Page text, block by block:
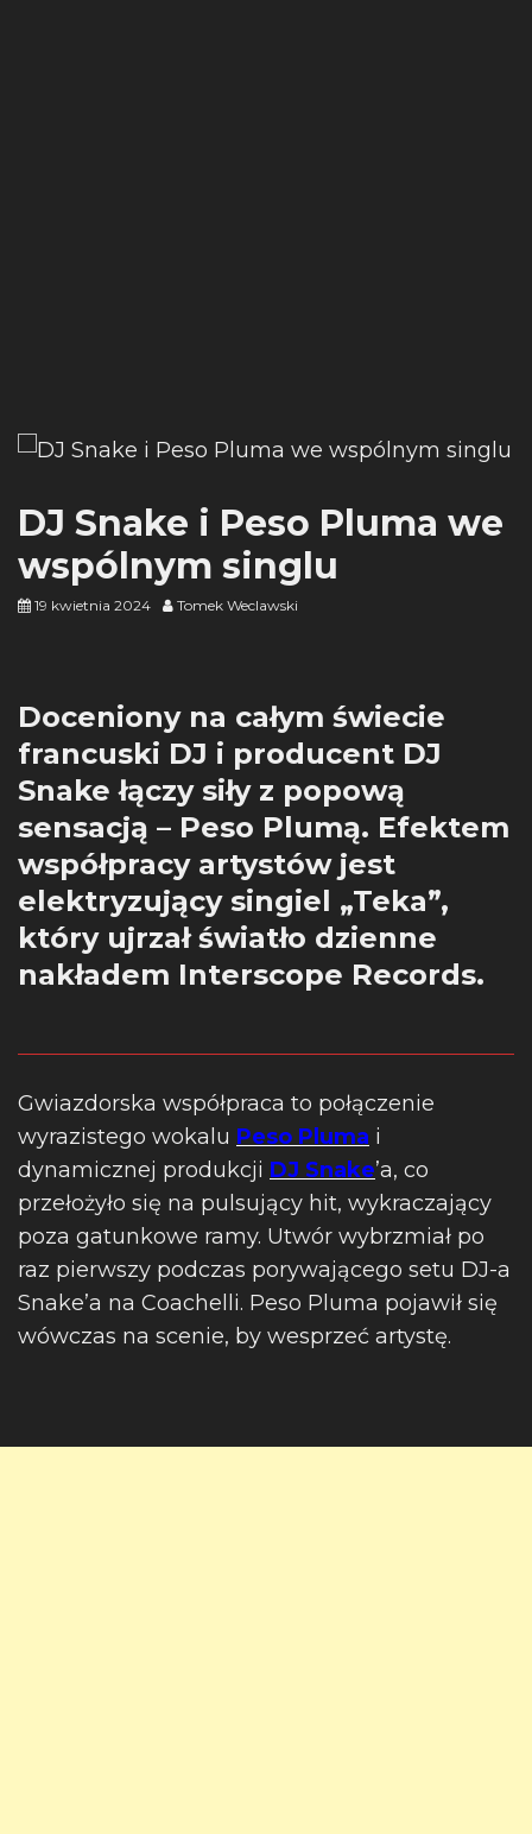
DJ Snake i Peso Pluma we
wspólnym singlu
19 kwietnia 2024 Tomek Weclawski
Doceniony na całym świecie
francuski DJ i producent DJ
Snake łączy siły z popową
sensacją – Peso Plumą. Efektem
współpracy artystów jest
elektryzujący singiel „Teka”,
który ujrzał światło dzienne
nakładem Interscope Records.
Gwiazdorska współpraca to połączenie
wyrazistego wokalu Peso Pluma i
dynamicznej produkcji DJ Snake’a, co
przełożyło się na pulsujący hit, wykraczający
poza gatunkowe ramy. Utwór wybrzmiał po
raz pierwszy podczas porywającego setu DJ-a
Snake’a na Coachelli. Peso Pluma pojawił się
wówczas na scenie, by wesprzeć artystę.